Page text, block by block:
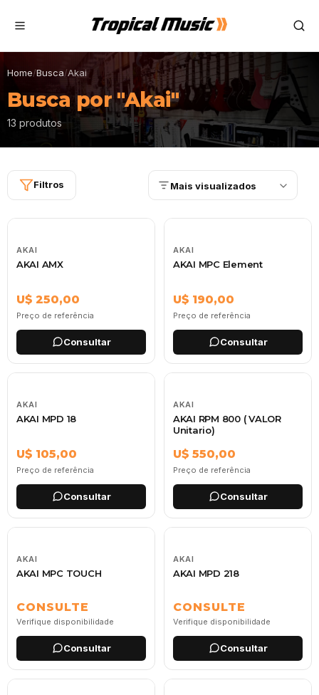
Home/Busca/Akai
Busca por "Akai"
13 produtos
Filtros Mais visualizados
AKAI
AKAI AMX
U$ 250,00
Preço de referência
Consultar
AKAI
AKAI MPC Element
U$ 190,00
Preço de referência
Consultar
AKAI
AKAI MPD 18
U$ 105,00
Preço de referência
Consultar
AKAI
AKAI RPM 800 ( VALOR
Unitario)
U$ 550,00
Preço de referência
Consultar
AKAI
AKAI MPC TOUCH
CONSULTE
Verifique disponibilidade
Consultar
AKAI
AKAI MPD 218
CONSULTE
Verifique disponibilidade
Consultar